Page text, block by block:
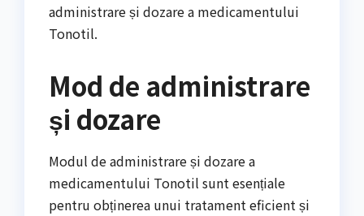
administrare și dozare a medicamentului
Tonotil.
Mod de administrare
și dozare
Modul de administrare și dozare a
medicamentului Tonotil sunt esențiale
pentru obținerea unui tratament eficient și